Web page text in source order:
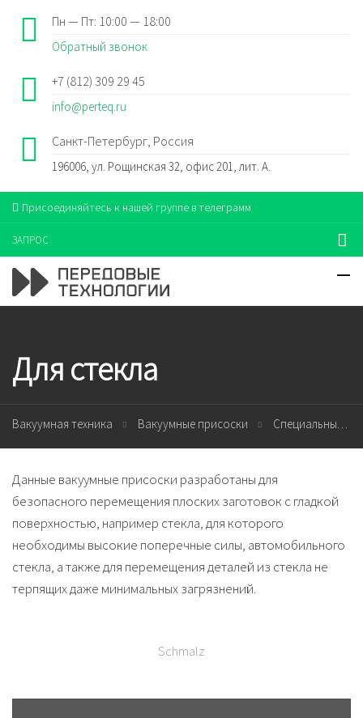
Пн — Пт: 10:00 — 18:00
Обратный звонок
+7 (812) 309 29 45
info@perteq.ru
Санкт-Петербург, Россия
196006, ул. Рощинская 32, офис 201, лит. А.
Присоединяйтесь к нашей группе в телеграмм
ЗАПРОС
Для стекла
Вакуумная техника Вакуумные присоски Специальные
Данные вакуумные присоски разработаны для
безопасного перемещения плоских заготовок с гладкой
поверхностью, например стекла, для которого
необходимы высокие поперечные силы, автомобильного
стекла, а также для перемещения деталей из стекла не
терпящих даже минимальных загрязнений.
Schmalz